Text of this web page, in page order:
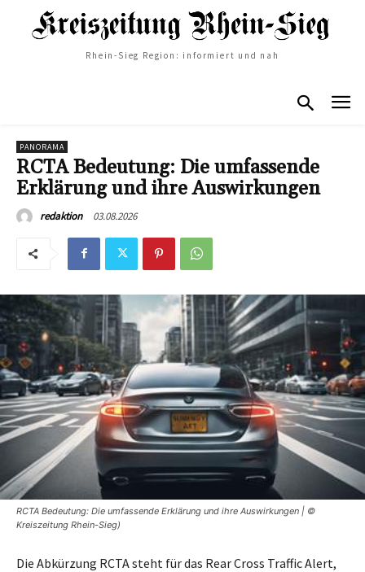
Rhein-Sieg Region: informiert und nah
PANORAMA
RCTA Bedeutung: Die umfassende
Erklärung und ihre Auswirkungen
redaktion 03.08.2026
RCTA Bedeutung: Die umfassende Erklärung und ihre Auswirkungen | ©
Kreiszeitung Rhein-Sieg)
Die Abkürzung RCTA steht für das Rear Cross Traffic Alert,